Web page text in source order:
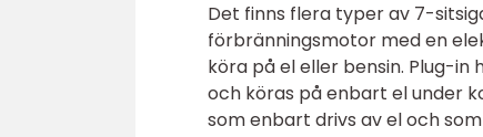
Det finns flera typer av 7-
förbränningsmotor med en
köra på el eller bensin. Plug-
och köras på enbart el under
som enbart drivs av el och